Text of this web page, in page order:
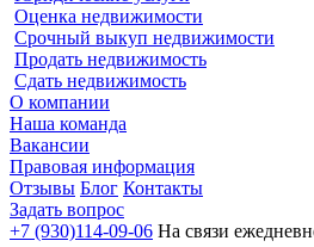
Оценка недвижимости
Срочный выкуп недвижимости
Продать недвижимость
Сдать недвижимость
О компании
Наша команда
Вакансии
Правовая информация
Отзывы Блог Контакты
Задать вопрос
+7 (930)114-09-06 На связи